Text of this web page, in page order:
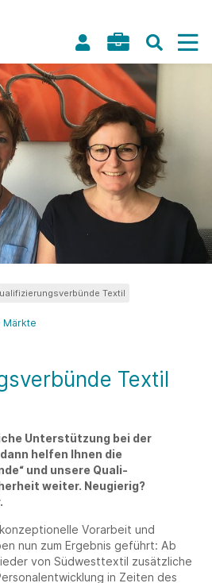
Märkte
Textil
Textil
Unterstützung bei der
helfen Ihnen die
und unsere Quali-
weiter. Neugierig?
Vorarbeit und
nun zum Ergebnis geführt: Ab
von Südwesttextil zusätzliche
in Zeiten des